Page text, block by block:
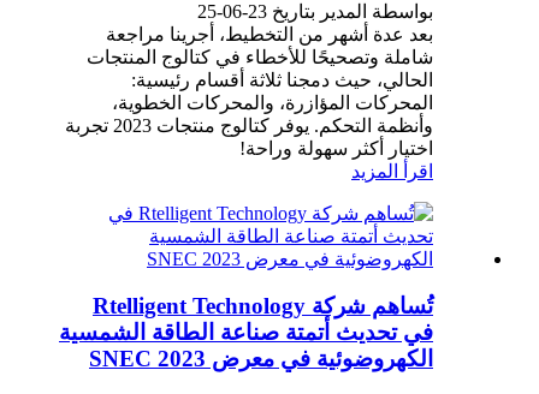
بواسطة المدير بتاريخ 23-06-25
بعد عدة أشهر من التخطيط، أجرينا مراجعة
شاملة وتصحيحًا للأخطاء في كتالوج المنتجات
الحالي، حيث دمجنا ثلاثة أقسام رئيسية:
المحركات المؤازرة، والمحركات الخطوية،
وأنظمة التحكم. يوفر كتالوج منتجات 2023 تجربة
اختيار أكثر سهولة وراحة!
اقرأ المزيد
تُساهم شركة Rtelligent Technology
في تحديث أتمتة صناعة الطاقة الشمسية
الكهروضوئية في معرض SNEC 2023